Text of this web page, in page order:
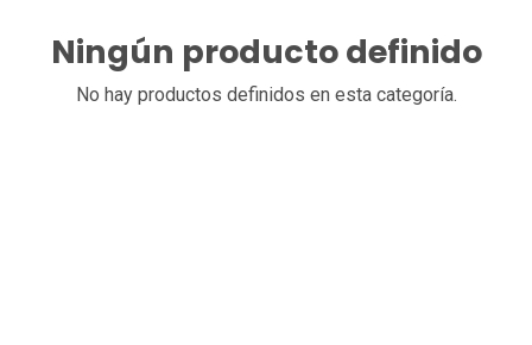
Ningún producto definido
No hay productos definidos en esta categoría.